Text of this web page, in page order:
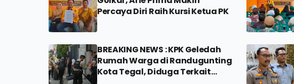
Percaya Diri Raih Kursi Ketua PK
BREAKING NEWS : KPK Geledah
Rumah Warga di Randugunting
Kota Tegal, Diduga Terkait